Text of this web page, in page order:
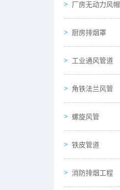
厂房无动力风帽
厨房排烟罩
工业通风管道
角铁法兰风管
螺旋风管
铁皮管道
消防排烟工程